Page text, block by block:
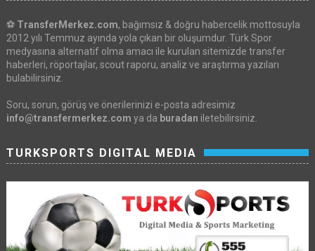
⚽ TransferMerkez.com, bağımsız & doğru habercelik mottosuyla
2012 yılı Temmuz ayında yola çıkan bir oluşumdur. Türk Spor
medyasına alternatif olma amacı ile kurulan sitemizde transfer
haberleri, röportajlar, scout raporu, analiz ve araştırma yazıları
bulabilirsiniz.
Soru, sorun, görüş ve önerilerinizi e-posta adresimiz
info@transfermerkez.com ya da buradan iletebilirsiniz.
TURKSPORTS DIGITAL MEDIA